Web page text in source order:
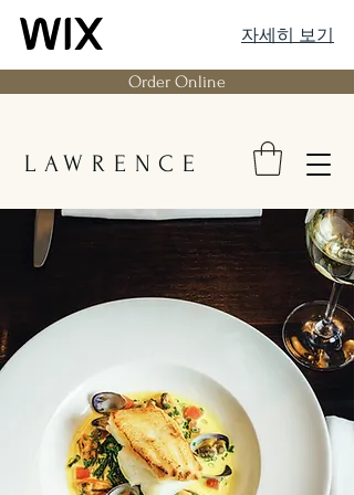
자세히 보기